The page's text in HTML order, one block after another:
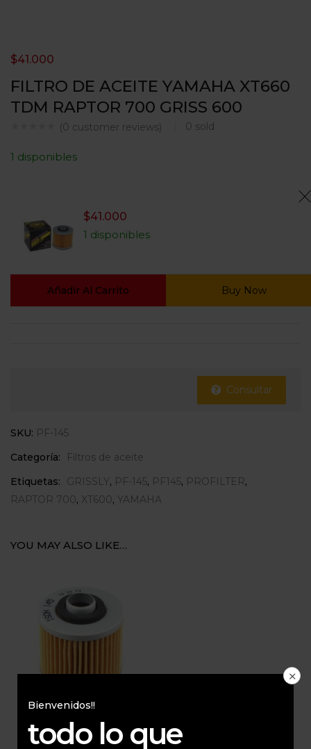
FILTRO DE ACEITE YAMAHA XT660
TDM RAPTOR 700 GRISS 600
(0 customer reviews) 0 sold
$41.000
1 disponibles
$41.000
1 disponibles
Añadir Al Carrito Buy Now
Consultar
SKU: PF-145
Categoría:
Filtros de aceite
Etiquetas:
GRISSLY, PF-145, PF145, PROFILTER,
RAPTOR 700, XT600, YAMAHA
YOU MAY ALSO LIKE…
FILTRO DE ACEITE
YAMAHA XT660 YFM 600
Bienvenidos!!
todo lo que